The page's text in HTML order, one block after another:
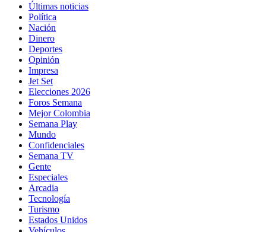
Últimas noticias
Política
Nación
Dinero
Deportes
Opinión
Impresa
Jet Set
Elecciones 2026
Foros Semana
Mejor Colombia
Semana Play
Mundo
Confidenciales
Semana TV
Gente
Especiales
Arcadia
Tecnología
Turismo
Estados Unidos